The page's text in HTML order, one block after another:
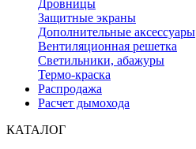
Дровницы
Защитные экраны
Дополнительные аксессуары
Вентиляционная решетка
Светильники, абажуры
Термо-краска
Распродажа
Расчет дымохода
КАТАЛОГ